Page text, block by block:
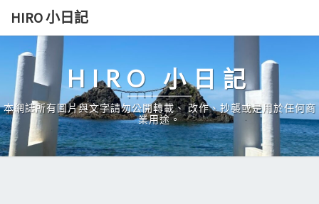
Skip
content
HIRO 小日記
HIRO 小日記
本網誌所有圖片與文字請勿公開轉載、 改作、抄襲或是用於任何商
業用途。